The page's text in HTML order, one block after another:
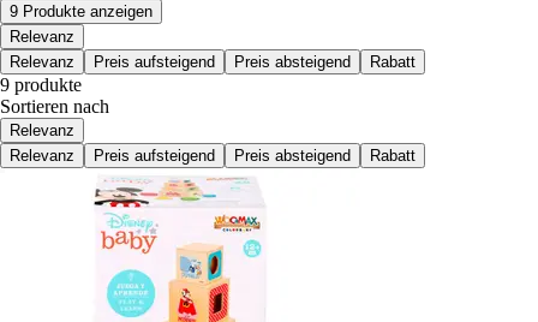
9 Produkte anzeigen
Relevanz
Relevanz
Preis aufsteigend Preis absteigend Rabatt
9 produkte
Sortieren nach
Relevanz
Relevanz
Preis aufsteigend Preis absteigend Rabatt